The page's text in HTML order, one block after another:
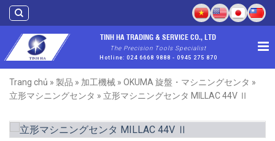
Skip
content
TINH HA TRADING & SERVICE CO., LTD
The Precision Tools Specialist
Hotline: 024 6668 9888 - 0945 275 870
Trang chủ » 製品 » 加工機械 » OKUMA 旋盤・マシニングセンタ »
立形マシニングセンタ » 立形マシニングセンタ MILLAC 44V Ⅱ